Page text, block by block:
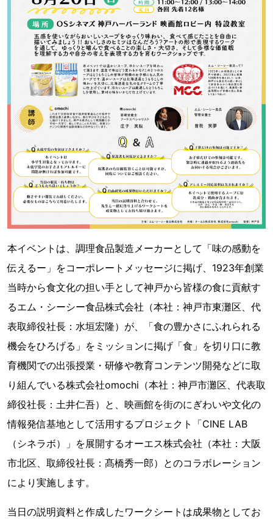
本イベントは、調理食品製造メーカーとして「味の感動を
伝えるー」をコーポレートメッセージに掲げ、1923年創業
当時から食文化の担い手として神戸から皆様の食に貢献す
るエム・シーシー食品株式会社（本社：神戸市東灘区、代
表取締役社長：水垣宏隆）が、「食の豊かさにふれられる
機会をひろげる」をミッションに掲げ「食」を切り口に教
育機関での出張授業・研修や教育コンテンツ開発などに取
り組んでいる株式会社omochi（本社：神戸市灘区、代表取
締役社長：土井仁吾）と、映画館を街のにぎわいや文化の
情報発信基地として活用するプロジェクト「CINE LAB
（シネラボ）」を展開するオーエス株式会社（本社：大阪
市北区、取締役社長：髙橋秀一郎）とのコラボレーション
により実施します。
当日の説明資料と作成したワークシートは成果物としてお